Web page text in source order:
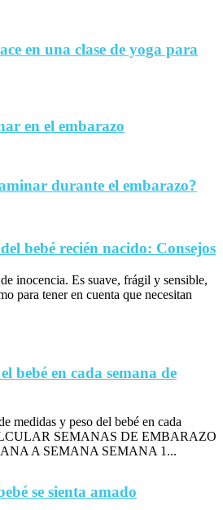
en una clase de yoga para
en el embarazo
durante el embarazo?
bebé recién nacido: Consejos
inocencia. Es suave, frágil y sensible,
para tener en cuenta que necesitan
bebé en cada semana de
medidas y peso del bebé en cada
SEMANAS DE EMBARAZO
A SEMANA SEMANA 1...
se sienta amado